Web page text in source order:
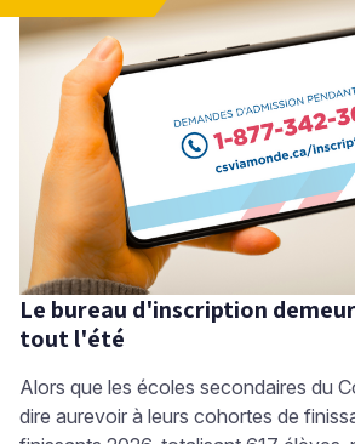
Le bureau d'inscription
tout l'été
Alors que les écoles secondaires du
dire aurevoir à leurs cohortes de